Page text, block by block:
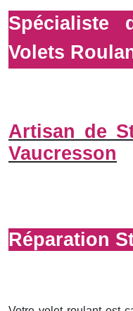
Spécialiste
Volets
Artisan de
Vaucresson
Réparation